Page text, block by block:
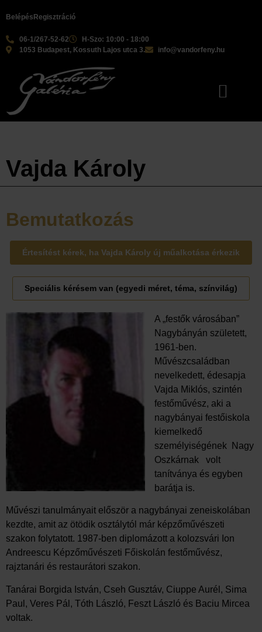
06-1/267-52-62
H-Szo: 10:00 - 18:00
1053 Budapest, Kossuth Lajos utca 3.
info@vandorfeny.hu
Belépés Regisztráció
Vajda Károly
Bemutatkozás
Értesítést kérek, ha Vajda Károly új műalkotása érkezik
Speciális kérésem van (egyedi méret, téma, színvilág)
A „festők városában”
Nagybányán született,
1961-ben.
Művészcsaládban
nevelkedett, édesapja
Vajda Miklós, szintén
festőművész, aki a
nagybányai festőiskola
kiemelkedő
személyiségének Nagy
Oszkárnak volt
tanítványa és egyben
barátja is.
Művészi tanulmányait először a nagybányai zeneiskolában
kezdte, amit az ötödik osztálytól már képzőművészeti
szakon folytatott. 1987-ben diplomázott a kolozsvári Ion
Andreescu Képzőművészeti Főiskolán festőművész,
rajztanári és restaurátori szakon.
Tanárai Borgida István, Cseh Gusztáv, Ciuppe Aurél, Sima
Paul, Veres Pál, Tóth László, Feszt László és Baciu Mircea
voltak.